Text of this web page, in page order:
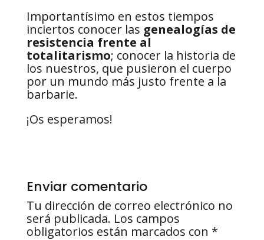
Importantísimo en estos tiempos
inciertos conocer las genealogías de
resistencia frente al
totalitarismo; conocer la historia de
los nuestros, que pusieron el cuerpo
por un mundo más justo frente a la
barbarie.
¡Os esperamos!
Enviar comentario
Tu dirección de correo electrónico no
será publicada. Los campos
obligatorios están marcados con *